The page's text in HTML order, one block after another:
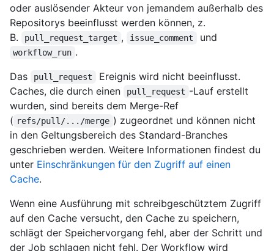
oder auslösender Akteur von jemandem außerhalb des
Repositorys beeinflusst werden können, z.
B.
pull_request_target , issue_comment und
workflow_run .
Das
pull_request
Ereignis wird nicht beeinflusst.
Caches, die durch einen
pull_request -Lauf erstellt
wurden, sind bereits dem Merge-Ref
( refs/pull/.../merge ) zugeordnet und können nicht
in den Geltungsbereich des Standard-Branches
geschrieben werden. Weitere Informationen findest du
unter Einschränkungen für den Zugriff auf einen
Cache.
Wenn eine Ausführung mit schreibgeschütztem Zugriff
auf den Cache versucht, den Cache zu speichern,
schlägt der Speichervorgang fehl, aber der Schritt und
der Job schlagen nicht fehl. Der Workflow wird